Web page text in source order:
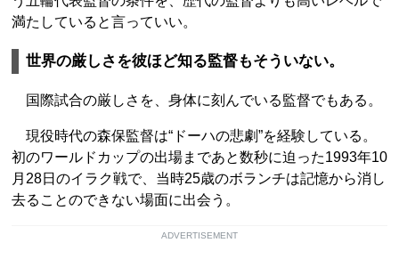
満たしていると言っていい。
世界の厳しさを彼ほど知る監督もそういない。
国際試合の厳しさを、身体に刻んでいる監督でもある。
現役時代の森保監督は“ドーハの悲劇”を経験している。
初のワールドカップの出場まであと数秒に迫った1993年10
月28日のイラク戦で、当時25歳のボランチは記憶から消し
去ることのできない場面に出会う。
ADVERTISEMENT